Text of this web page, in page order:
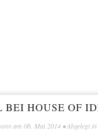
BEI HOUSE OF
am 06. Mai 2014 • Abgelegt in